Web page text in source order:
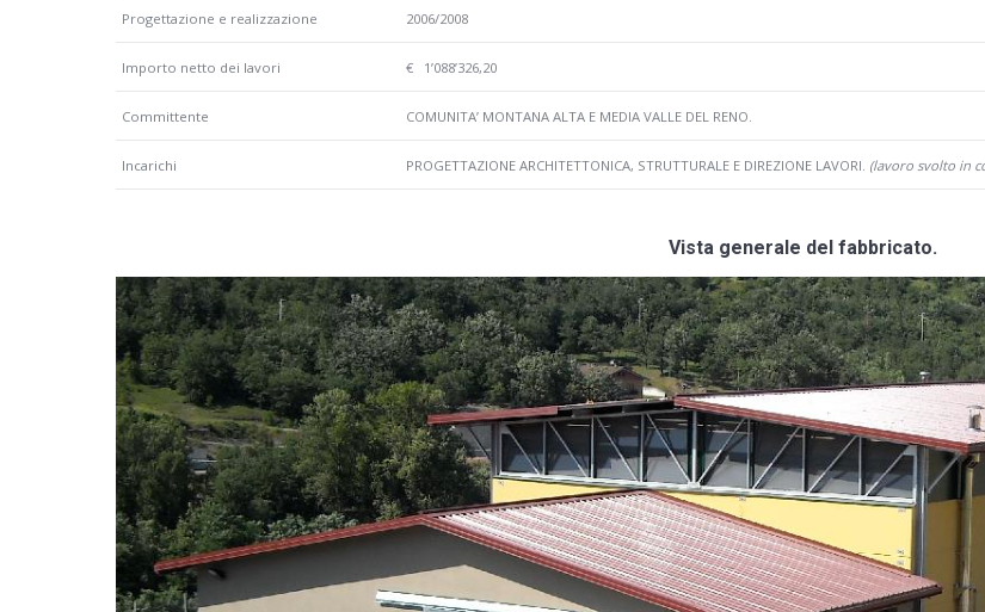
Progettazione e realizzazione 2006/2008
Importo netto dei lavori € 1’088’326,20
Committente COMUNITA’ MONTANA ALTA E MEDIA VALLE DEL RENO.
Incarichi PROGETTAZIONE ARCHITETTONICA, STRUTTURALE E DIREZIONE LAVORI. (lavoro svolto in
Vista generale del fabbricato.